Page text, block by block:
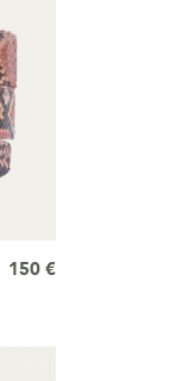
150 €